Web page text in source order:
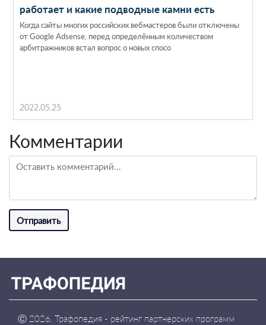
работает и какие подводные камни есть
Когда сайты многих российских вебмастеров были отключены
от Google Adsense, перед определённым количеством
арбитражников встал вопрос о новых спосо
2022.05.25
Комментарии
Отправить
Ⓒ 2026, Трафопедия - рейтинг партнерских программ